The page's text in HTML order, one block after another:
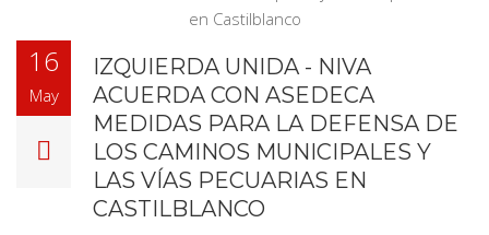
16
May
IZQUIERDA UNIDA - NIVA
ACUERDA CON ASEDECA
MEDIDAS PARA LA DEFENSA DE
LOS CAMINOS MUNICIPALES Y
LAS VÍAS PECUARIAS EN
CASTILBLANCO